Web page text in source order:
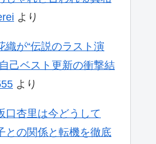
より
が“伝説のラスト演
己ベスト更新の衝撃結
より
口杏里は今どうして
との関係と転機を徹底